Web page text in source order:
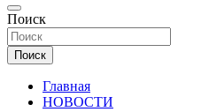
R55.RU
ДОБРЫЕ ВЕСТИ ИЗ ОМСКА
Поиск
Поиск
Главная
НОВОСТИ